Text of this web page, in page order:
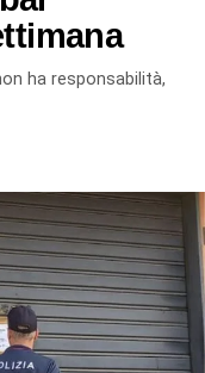
ha responsabilità,